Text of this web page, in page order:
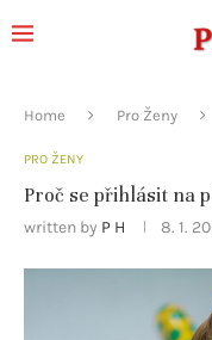
Home Pro Ženy
PRO ŽENY
Proč se přihlásit na
written by P H 8. 1.